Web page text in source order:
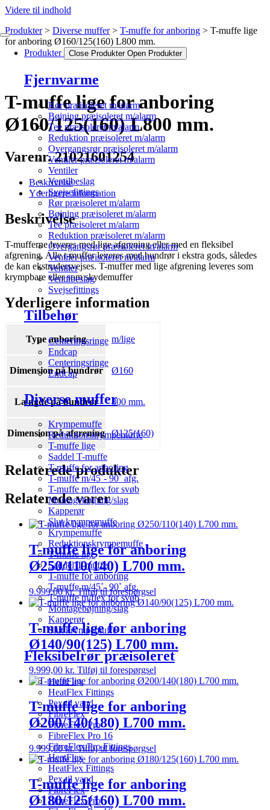
Videre til indhold
Produkter Close Produkter Open Produkter
Fjernvarme
Rør præisoleret m/alarm
Bøjning præisoleret m/alarm
Tee præisoleret m/alarm
Reduktion præisoleret m/alarm
Overgangsrør præisoleret m/alarm
Ventiler præisoleret m/alarm
Ventiler
Ventilbeslag
Svejsefittings
Rør præisoleret m/alarm
Bøjning præisoleret m/alarm
Tee præisoleret m/alarm
Reduktion præisoleret m/alarm
Overgangsrør præisoleret m/alarm
Ventiler præisoleret m/alarm
Ventiler
Ventilbeslag
Svejsefittings
Tilbehør
Centeringsringe
Endcap
Centeringsringe
Endcap
Diverse muffer
Krympemuffe
Reduktionskrympemuffe
T-muffe lige
Saddel T-muffe
T-muffe for anboring
T-muffe m/45˚- 90˚ afg.
T-muffe m/flex for svøb
Montagebøjning/slag
Kapperør
Slut krympemuffe
Krympemuffe
Reduktionskrympemuffe
T-muffe lige
Saddel T-muffe
T-muffe for anboring
T-muffe m/45˚- 90˚ afg.
T-muffe m/flex for svøb
Montagebøjning/slag
Kapperør
Slut krympemuffe
Fleksibelrør præisoleret
HeatFlex
HeatFlex Fittings
Pex til vand
FibreFlex
FibreFlex Pro
FibreFlex Pro 16
FibreFlex/Pro Fittings
HeatFlex
HeatFlex Fittings
Pex til vand
FibreFlex
FibreFlex Pro
Produkter Diverse muffer T-muffe for anboring
T-muffe lige
for anboring Ø160/125(160) L800 mm.
T-muffe lige for anboring
Ø160/125(160) L800 mm.
Varenr. 21021601254
Beskrivelse
Yderligere information
Beskrivelse
T-mufferne leveres med lige afgrening eller med en fleksibel
afgrening. Alle t-muffer leveres med bundrør i ekstra gods, således
de kan ekstrudersvejses. T-muffer med lige afgrening leveres som
krympbare eller som skydemuffer
Yderligere information
Type anboring m/lige
Dimension på bundrør Ø160
Længde på bundrør 800 mm.
Dimension på afgrening Ø125(160)
Relaterede produkter
Relaterede varer
T-muffe lige for anboring
Ø250/110(140) L700 mm.
9.999,00kr. Tilføj til forespørgsel
T-muffe lige for anboring
Ø140/90(125) L700 mm.
9.999,00 kr. Tilføj til forespørgsel
T-muffe lige for anboring
Ø200/140(180) L700 mm.
9.999,00kr. Tilføj til forespørgsel
T-muffe lige for anboring
Ø180/125(160) L700 mm.